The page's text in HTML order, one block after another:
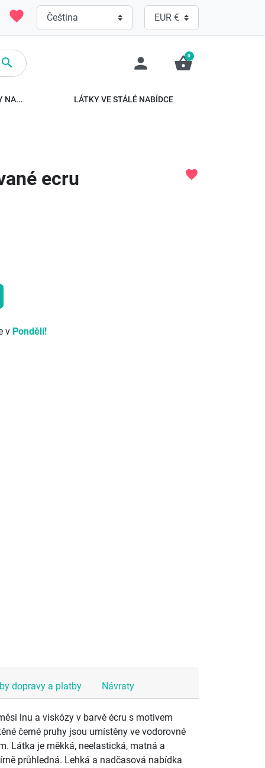
favorite
 person shopping_basket
0
NA... LÁTKY VE STÁLÉ NABÍDCE
ecru favorite
v Pondělí!
dopravy a platby Návraty
lnu a viskózy v barvě écru s motivem
černé pruhy jsou umístěny ve vodorovné
Látka je měkká, neelastická, matná a
průhledná. Lehká a nadčasová nabídka